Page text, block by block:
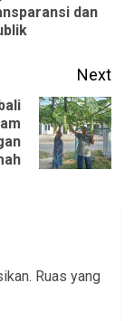
dan
Next
Ruas yang